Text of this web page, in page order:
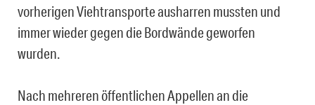
vorherigen Viehtransporte ausharren mussten und
immer wieder gegen die Bordwände geworfen
wurden.
Nach mehreren öffentlichen Appellen an die